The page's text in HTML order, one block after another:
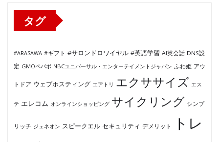
タグ
#ARASAWA #ギフト #サロンドロワイヤル #英語学習 AI英会話 DNS設
定 GMOペパボ NBCユニバーサル・エンターテイメントジャパン ふわ姫 アウ
トドア ウェブホスティング エアトリ エクササイズ エス
テ エレコム オンラインショッピング サイクリング シンプ
リッチ ジェネオン スピークエル セキュリティ デメリット
トレ